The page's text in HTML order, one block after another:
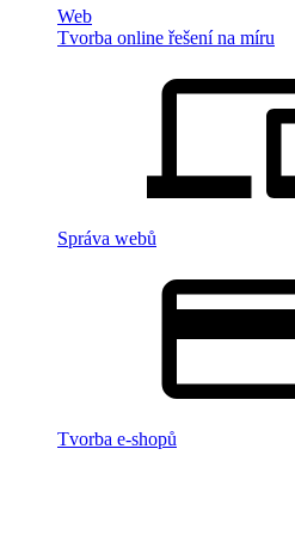
Web
Tvorba online řešení na míru
Správa webů
Tvorba e-shopů